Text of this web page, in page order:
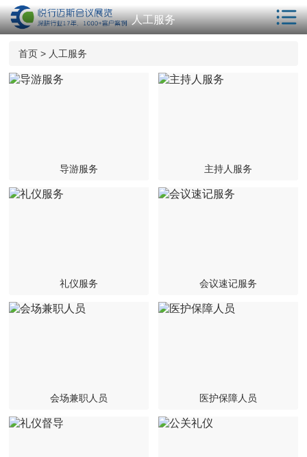
首页
客户案例
联系我们
人工服务
首页> 人工服务
导游服务 主持人服务
礼仪服务 会议速记服务
会场兼职人员 医护保障人员